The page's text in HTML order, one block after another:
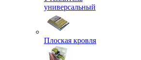
универсальный
Плоская кровля